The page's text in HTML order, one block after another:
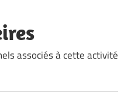
associés à cette activité